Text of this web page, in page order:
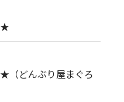
★
（どんぶり屋まぐろ